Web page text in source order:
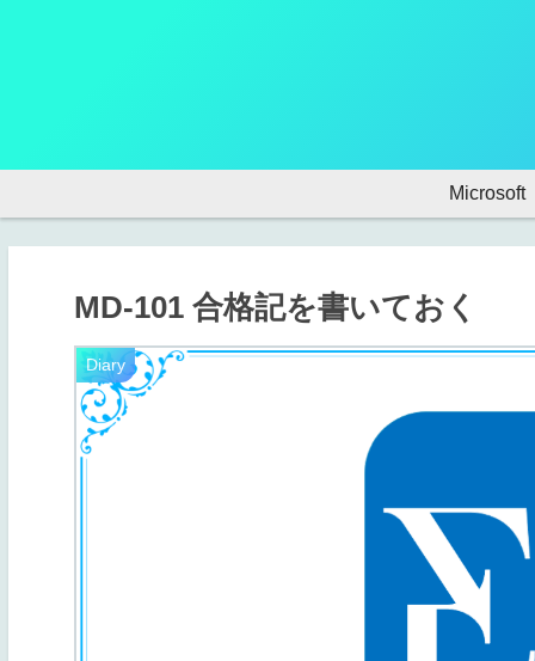
Microsoft
MD-101 合格記を書いておく
Diary